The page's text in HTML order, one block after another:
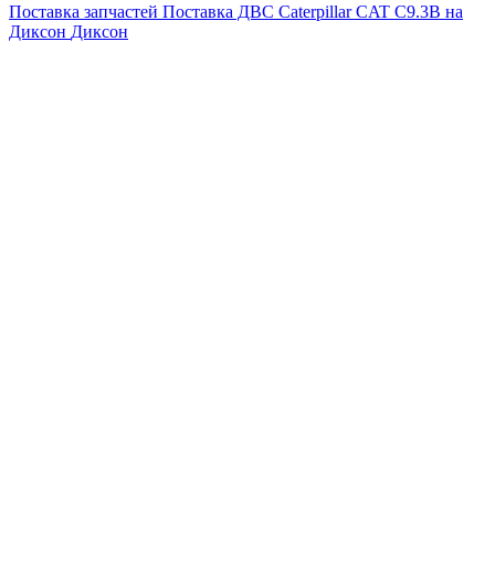
Поставка запчастей Поставка ДВС Caterpillar CAT C9.3B на
Диксон Диксон